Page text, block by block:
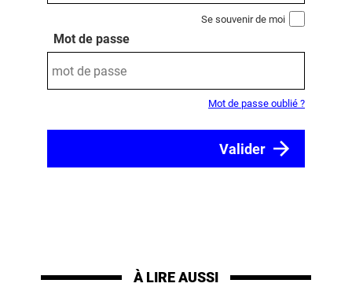
Se souvenir de moi
Mot de passe
Mot de passe oublié ?
À LIRE AUSSI